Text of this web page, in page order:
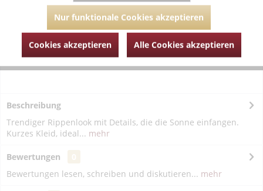
Artikel-Nr.: PDS401-3680-Sea-Turtle-38
Beschreibung
Trendiger Rippenlook mit Details, die die Sonne einfangen.
Kurzes Kleid, ideal... mehr
Bewertungen
Bewertungen lesen, schreiben und diskutieren... mehr
Nur funktionale Cookies akzeptieren
Cookies akzeptieren Alle Cookies akzeptieren